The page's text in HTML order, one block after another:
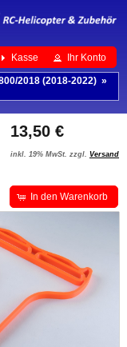
Kasse Ihr Konto
2018 (2018-2022) »
13,50 €
inkl. 19% MwSt. zzgl. Versand
In den Warenkorb